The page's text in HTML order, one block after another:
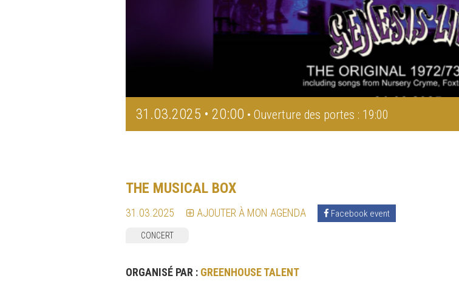
31.03.2025 • 20:00 • Ouverture des portes : 19:00
THE MUSICAL BOX
31.03.2025 AJOUTER À MON AGENDA Facebook event
CONCERT
ORGANISÉ PAR : GREENHOUSE TALENT